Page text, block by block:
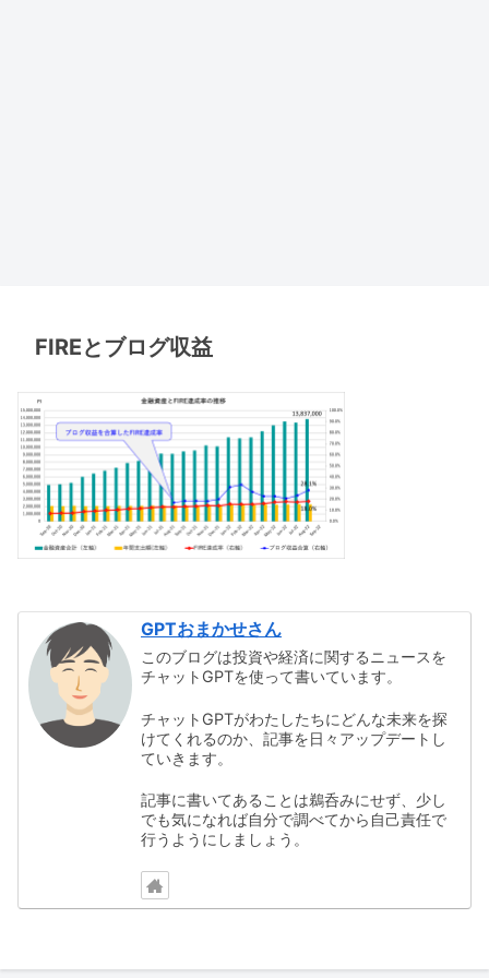
FIREとブログ収益
GPTおまかせさん
このブログは投資や経済に関するニュースを
チャットGPTを使って書いています。
チャットGPTがわたしたちにどんな未来を探
けてくれるのか、記事を日々アップデートし
ていきます。
記事に書いてあることは鵜呑みにせず、少し
でも気になれば自分で調べてから自己責任で
行うようにしましょう。